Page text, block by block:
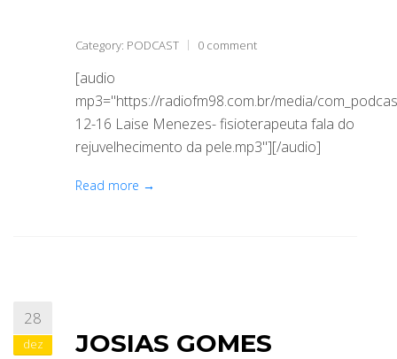
Category: PODCAST 0 comment
[audio
mp3="https://radiofm98.com.br/media/
12-16 Laise Menezes- fisioterapeuta fala do
rejuvelhecimento da pele.mp3"][/audio]
Read more →
28
dez
JOSIAS GOMES